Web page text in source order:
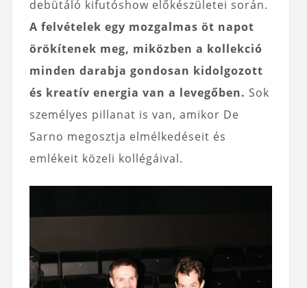
debütáló kifutóshow előkészületei során.
A felvételek egy mozgalmas öt napot
örökítenek meg, miközben a kollekció
minden darabja gondosan kidolgozott
és kreatív energia van a levegőben. Sok
személyes pillanat is van, amikor De
Sarno megosztja elmélkedéseit és
emlékeit közeli kollégáival.